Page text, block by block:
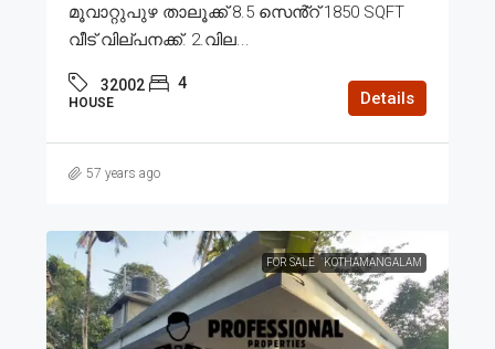
മൂവാറ്റുപുഴ താലൂക്ക് 8.5 സെൻ്റ് 1850 SQFT
വീട് വില്പനക്ക്. 2.വില...
32002 4
HOUSE Details
57 years ago
FOR SALE KOTHAMANGALAM